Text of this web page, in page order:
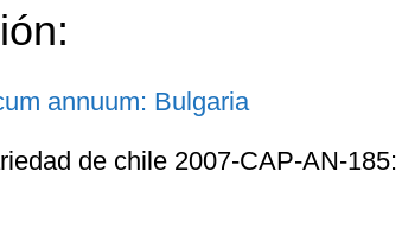
de chile 2007-CAP-AN-